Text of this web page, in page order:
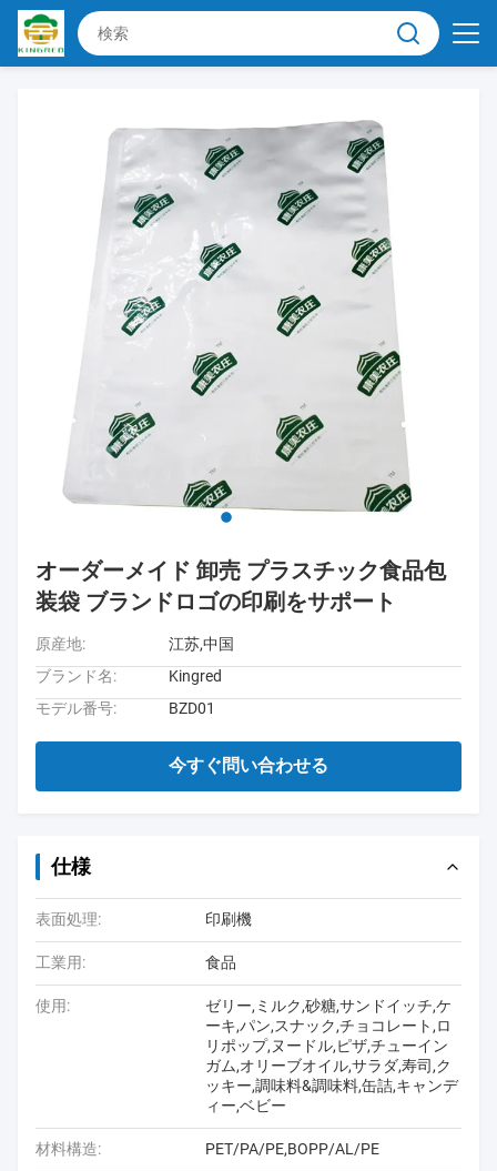
オーダーメイド 卸売 プラスチック食品包
装袋 ブランドロゴの印刷をサポート
原産地:
江苏,中国
ブランド名:
Kingred
モデル番号:
BZD01
今すぐ問い合わせる
仕様
表面処理: 印刷機
工業用: 食品
使用:
ゼリー,ミルク,砂糖,サンドイッチ,ケ
ーキ,パン,スナック,チョコレート,ロ
リポップ,ヌードル,ピザ,チューイン
ガム,オリーブオイル,サラダ,寿司,ク
ッキー,調味料&調味料,缶詰,キャンデ
ィー,ベビー
材料構造: PET/PA/PE,BOPP/AL/PE